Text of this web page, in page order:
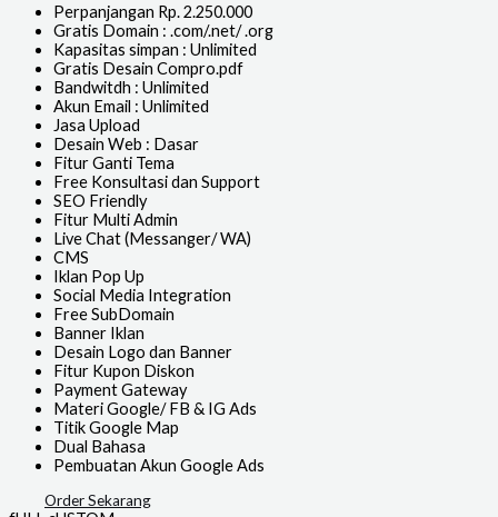
Perpanjangan Rp. 2.250.000
Gratis Domain : .com/.net/ .org
Kapasitas simpan : Unlimited
Gratis Desain Compro.pdf
Bandwitdh : Unlimited
Akun Email : Unlimited
Jasa Upload
Desain Web : Dasar
Fitur Ganti Tema
Free Konsultasi dan Support
SEO Friendly
Fitur Multi Admin
Live Chat (Messanger/ WA)
CMS
Iklan Pop Up
Social Media Integration
Free SubDomain
Banner Iklan
Desain Logo dan Banner
Fitur Kupon Diskon
Payment Gateway
Materi Google/ FB & IG Ads
Titik Google Map
Dual Bahasa
Pembuatan Akun Google Ads
Order Sekarang